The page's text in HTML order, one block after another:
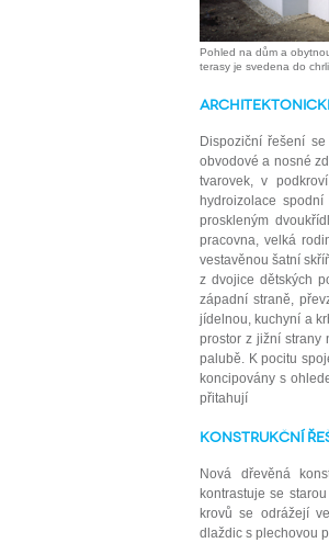
Pohled na dům a
terasy je svedena do
Dispoziční řešení
obvodové a nosné
tvarovek, v
hydroizolace
proskleným
pracovna, velká
vestavěnou šatní
z dvojice dětských
západní straně,
jídelnou, kuchyní a
prostor z jižní strany
palubě. K pocitu
koncipovány s
přitahují
Konstrukční
Nová dřevěná
kontrastuje se
krovů se odrážejí
dlaždic s plechovou